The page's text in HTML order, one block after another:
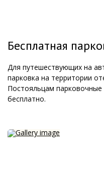
Бесплатная
Для путешествующих на
парковка на территории
Постояльцам
бесплатно.